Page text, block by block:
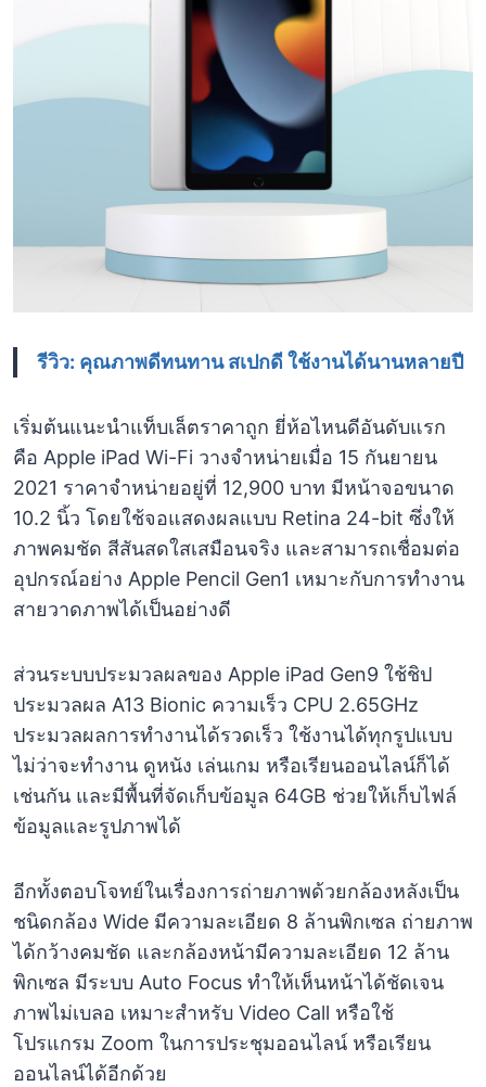
รีวิว: คุณภาพดีทนทาน สเปกดี ใช้งานได้นานหลายปี
เริ่มต้นแนะนำแท็บเล็ตราคาถูก ยี่ห้อไหนดีอันดับแรก
คือ Apple iPad Wi-Fi วางจำหน่ายเมื่อ 15 กันยายน
2021 ราคาจำหน่ายอยู่ที่ 12,900 บาท มีหน้าจอขนาด
10.2 นิ้ว โดยใช้จอแสดงผลแบบ Retina 24-bit ซึ่งให้
ภาพคมชัด สีสันสดใสเสมือนจริง และสามารถเชื่อมต่อ
อุปกรณ์อย่าง Apple Pencil Gen1 เหมาะกับการทำงาน
สายวาดภาพได้เป็นอย่างดี
ส่วนระบบประมวลผลของ Apple iPad Gen9 ใช้ชิป
ประมวลผล A13 Bionic ความเร็ว CPU 2.65GHz
ประมวลผลการทำงานได้รวดเร็ว ใช้งานได้ทุกรูปแบบ
ไม่ว่าจะทำงาน ดูหนัง เล่นเกม หรือเรียนออนไลน์ก็ได้
เช่นกัน และมีพื้นที่จัดเก็บข้อมูล 64GB ช่วยให้เก็บไฟล์
ข้อมูลและรูปภาพได้
อีกทั้งตอบโจทย์ในเรื่องการถ่ายภาพด้วยกล้องหลังเป็น
ชนิดกล้อง Wide มีความละเอียด 8 ล้านพิกเซล ถ่ายภาพ
ได้กว้างคมชัด และกล้องหน้ามีความละเอียด 12 ล้าน
พิกเซล มีระบบ Auto Focus ทำให้เห็นหน้าได้ชัดเจน
ภาพไม่เบลอ เหมาะสำหรับ Video Call หรือใช้
โปรแกรม Zoom ในการประชุมออนไลน์ หรือเรียน
ออนไลน์ได้อีกด้วย